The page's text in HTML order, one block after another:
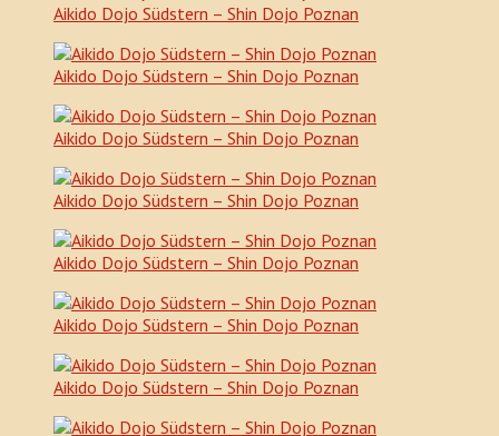
Aikido Dojo Südstern – Shin Dojo Poznan
Aikido Dojo Südstern – Shin Dojo Poznan
Aikido Dojo Südstern – Shin Dojo Poznan
Aikido Dojo Südstern – Shin Dojo Poznan
Aikido Dojo Südstern – Shin Dojo Poznan
Aikido Dojo Südstern – Shin Dojo Poznan
Aikido Dojo Südstern – Shin Dojo Poznan